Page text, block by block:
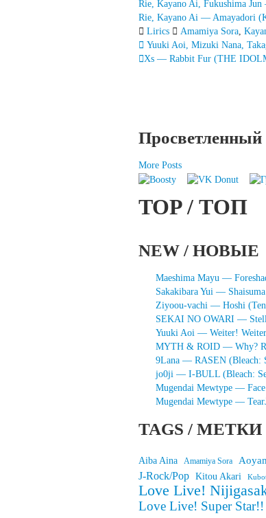
Rie, Kayano Ai, Fukushima
Rie, Kayano Ai — Amayadori
Lirics
Amamiya Sora,
Запись
Yuuki Aoi, Mizuki Nana,
Xs — Rabbit Fur (THE
Просветленный
More Posts
TOP / ТОП
NEW / НОВЫЕ
Maeshima Mayu —
Sakakibara Yui —
Ziyoou-vachi — Hoshi
SEKAI NO OWARI —
Yuuki Aoi — Weiter!
MYTH & ROID — Why?
9Lana — RASEN (Bleach:
jo0ji — I-BULL (Bleach:
Mugendai Mewtype —
Mugendai Mewtype —
TAGS / МЕТКИ
Aiba Aina Amamiya Sora
J-Rock/Pop Kitou Akari
Love Live!
Love Live! Super Star!!